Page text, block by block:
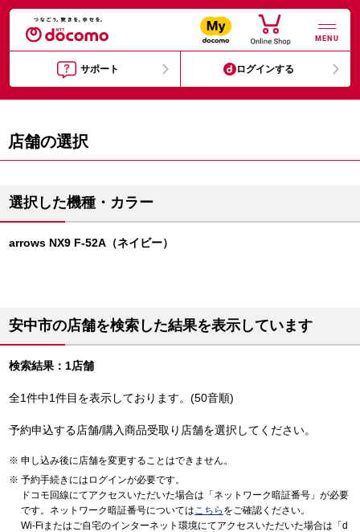
MENU
サポート ログインする
店舗の選択
選択した機種・カラー
arrows NX9 F-52A（ネイビー）
安中市の店舗を検索した結果を表示しています
検索結果：1店舗
全1件中1件目を表示しております。(50音順)
予約申込する店舗/購入商品受取り店舗を選択してください。
申し込み後に店舗を変更することはできません。
予約手続きにはログインが必要です。
ドコモ回線にてアクセスいただいた場合は「ネットワーク暗証番号」が必要
です。ネットワーク暗証番号についてはこちら をご確認ください。
Wi-Fiまたはご自宅のインターネット環境にてアクセスいただいた場合は「d